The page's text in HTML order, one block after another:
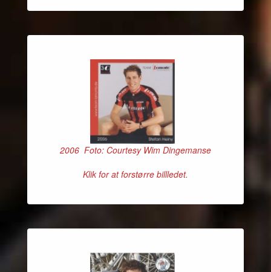
2006 Foto: Courtesy Wim Dingemanse
Klik for at forstørre billledet.